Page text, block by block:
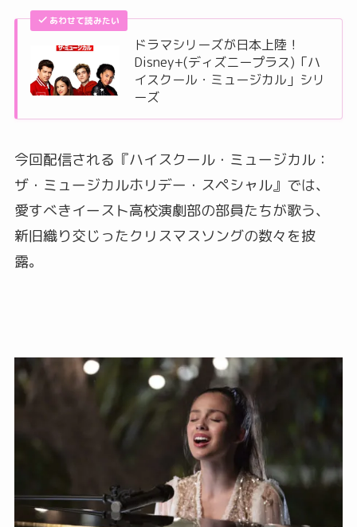
あわせて読みたい
ドラマシリーズが日本上陸！
Disney+(ディズニープラス)「ハ
イスクール・ミュージカル」シリ
ーズ
今回配信される『ハイスクール・ミュージカル：
ザ・ミュージカルホリデー・スペシャル』では、
愛すべきイースト高校演劇部の部員たちが歌う、
新旧織り交じったクリスマスソングの数々を披
露。